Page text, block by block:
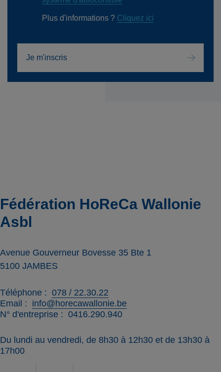
Plus d'informations ? Cliquez ici
Je m'inscris
Fédération HoReCa Wallonie
Asbl
Avenue Gouverneur Bovesse 35 Bte 1
5100 JAMBES
Téléphone
078 / 22.30.22
Email
info@horecawallonie.be
N° d'entreprise
0416.290.940
Du lundi au vendredi, de 8h30 à 12h30 et de 13h30 à
17h00